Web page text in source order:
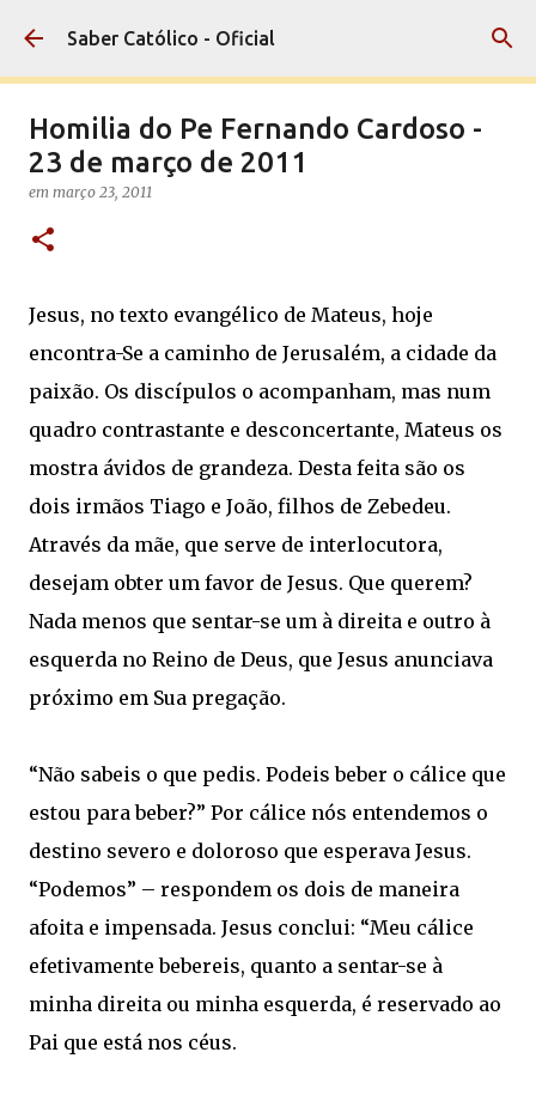
Pular para o conteúdo principal
Saber Católico - Oficial
Homilia do Pe Fernando Cardoso -
23 de março de 2011
em março 23, 2011
Jesus, no texto evangélico de Mateus, hoje
encontra-Se a caminho de Jerusalém, a cidade da
paixão. Os discípulos o acompanham, mas num
quadro contrastante e desconcertante, Mateus os
mostra ávidos de grandeza. Desta feita são os
dois irmãos Tiago e João, filhos de Zebedeu.
Através da mãe, que serve de interlocutora,
desejam obter um favor de Jesus. Que querem?
Nada menos que sentar-se um à direita e outro à
esquerda no Reino de Deus, que Jesus anunciava
próximo em Sua pregação.
“Não sabeis o que pedis. Podeis beber o cálice que
estou para beber?” Por cálice nós entendemos o
destino severo e doloroso que esperava Jesus.
“Podemos” – respondem os dois de maneira
afoita e impensada. Jesus conclui: “Meu cálice
efetivamente bebereis, quanto a sentar-se à
minha direita ou minha esquerda, é reservado ao
Pai que está nos céus.